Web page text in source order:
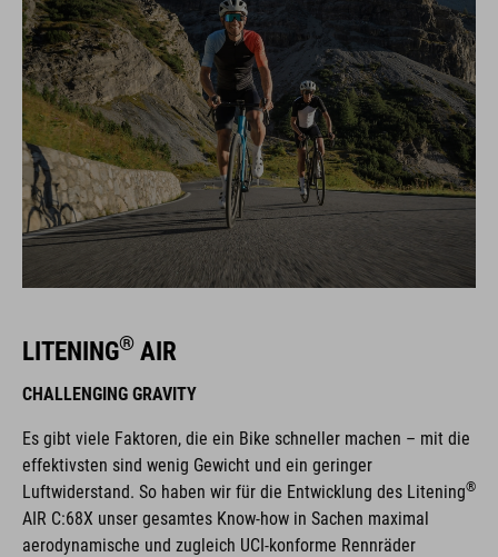
LITENING® AIR
CHALLENGING GRAVITY
Es gibt viele Faktoren, die ein Bike schneller machen – mit die
effektivsten sind wenig Gewicht und ein geringer
Luftwiderstand. So haben wir für die Entwicklung des Litening®
AIR C:68X unser gesamtes Know-how in Sachen maximal
aerodynamische und zugleich UCI-konforme Rennräder